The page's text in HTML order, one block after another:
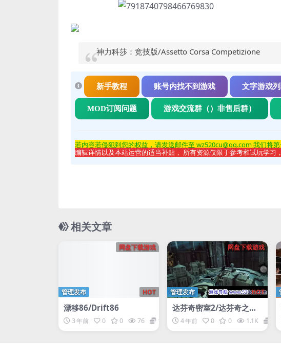
神力科莎：竞技版/Assetto Corsa Competizione
新手教程 账号内找不到游戏 文字游戏
MOD订阅问题 游戏交流群（）非售后群）
若内容若侵犯到您的权益，请发送邮件至 wz520cu@qq.com 我们将
编辑详情以及本站运营的适当补贴， 所有资源仅限于参考和试玩学习
相关文章
网盘下载游戏
HOT
管理发布
漂移86/Drift86
3 年前 0 0 76 1
网盘下载游戏
HOT
管理发布
达芬奇密室2/达芬奇之家
2/达芬奇的房子2
4 年前 0 0 1.1K